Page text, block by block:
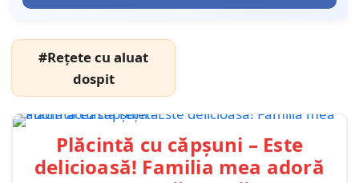
#Rețete cu aluat
dospit
Plăcintă cu căpșuni – Este
delicioasă! Familia mea adoră